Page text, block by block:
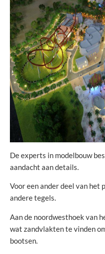
De experts in modelbouw
aandacht aan details.
Voor een ander deel van
andere tegels.
Aan de noordwesthoek van
wat zandvlakten te vinden
bootsen.